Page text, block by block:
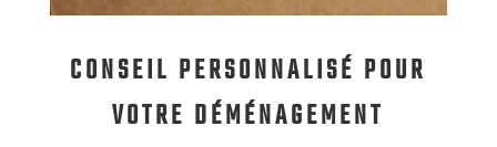
CONSEIL PERSONNALISÉ POUR
VOTRE DÉMÉNAGEMENT